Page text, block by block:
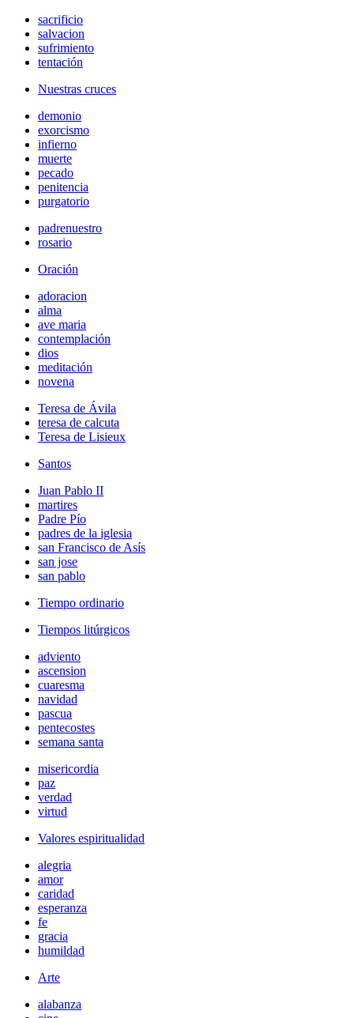
sacrificio
salvacion
sufrimiento
tentación
Nuestras cruces
demonio
exorcismo
infierno
muerte
pecado
penitencia
purgatorio
padrenuestro
rosario
Oración
adoracion
alma
ave maria
contemplación
dios
meditación
novena
Teresa de Ávila
teresa de calcuta
Teresa de Lisieux
Santos
Juan Pablo II
martires
Padre Pío
padres de la iglesia
san Francisco de Asís
san jose
san pablo
Tiempo ordinario
Tiempos litúrgicos
adviento
ascension
cuaresma
navidad
pascua
pentecostes
semana santa
misericordia
paz
verdad
virtud
Valores espiritualidad
alegria
amor
caridad
esperanza
fe
gracia
humildad
Arte
alabanza